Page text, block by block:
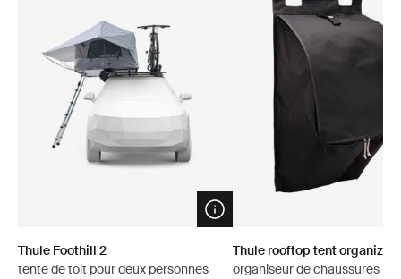
Open info modal
Thule Foothill 2
tente de toit pour deux personnes
Thule rooftop tent organizer
organiseur de chaussures